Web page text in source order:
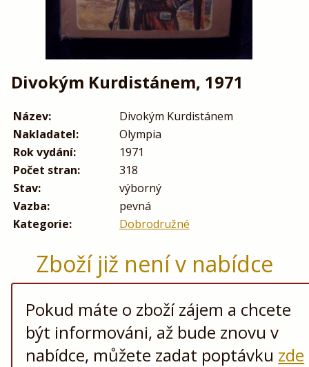
Divokým Kurdistánem, 1971
Název:
Divokým Kurdistánem
Nakladatel:
Olympia
Rok vydání:
1971
Počet stran:
318
Stav:
výborný
Vazba:
pevná
Kategorie:
Dobrodružné
Zboží již není v nabídce
Pokud máte o zboží zájem a chcete
být informováni, až bude znovu v
nabídce, můžete zadat poptávku zde